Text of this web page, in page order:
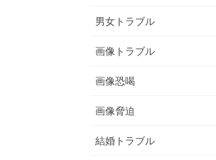
男女トラブル
画像トラブル
画像恐喝
画像脅迫
結婚トラブル